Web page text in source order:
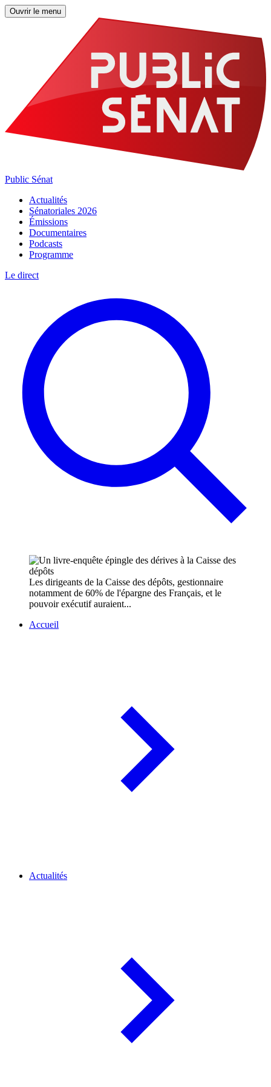
Ouvrir le menu
Public Sénat
Actualités
Sénatoriales 2026
Émissions
Documentaires
Podcasts
Programme
Le direct
Les dirigeants de la Caisse des dépôts, gestionnaire
notamment de 60% de l'épargne des Français, et le
pouvoir exécutif auraient...
Accueil
Actualités